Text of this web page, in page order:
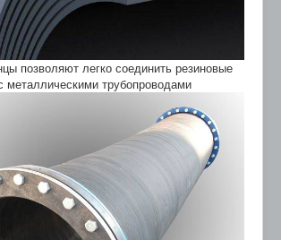
позволяют легко соединить резиновые
металлическими трубопроводами